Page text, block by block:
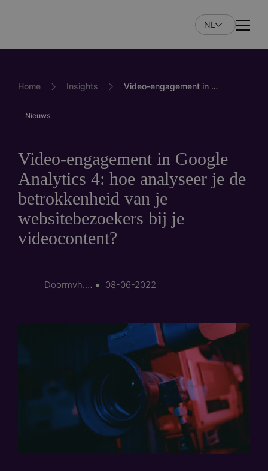
de
gaan
NL
Home Insights Video-engagement in Google Analytics 4: hoe analyseer je de betrokkenheid van je websitebezoekers bij je videocontent?
Nieuws
Video-engagement in Google
Analytics 4: hoe analyseer je de
betrokkenheid van je
websitebezoekers bij je
videocontent?
Door mvh.media 08-06-2022